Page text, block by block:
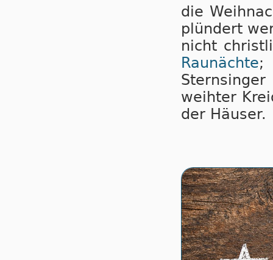
die
plün­dert
nicht
Rau­nächte;
weih­ter
der Häu­ser.